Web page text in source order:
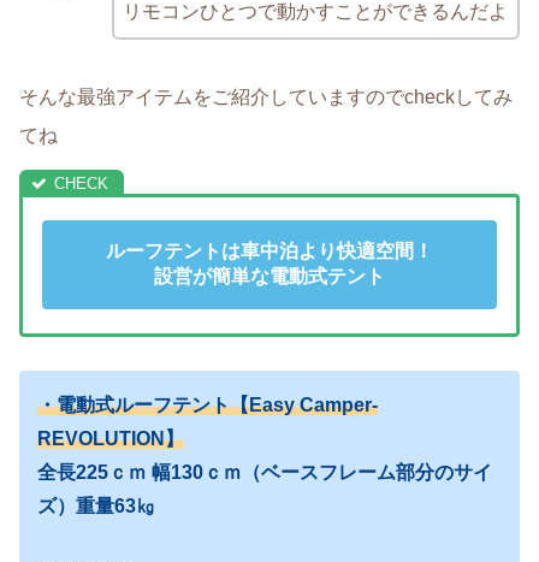
リモコンひとつで動かすことができるんだよ
そんな最強アイテムをご紹介していますのでcheckしてみ
てね
ルーフテントは車中泊より快適空間！
設営が簡単な電動式テント
・電動式ルーフテント【Easy Camper-
REVOLUTION】
全長225ｃｍ 幅130ｃｍ（ベースフレーム部分のサイ
ズ）重量63㎏